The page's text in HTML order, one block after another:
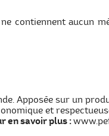
contiennent aucun
Apposée sur un
et
en savoir plus :